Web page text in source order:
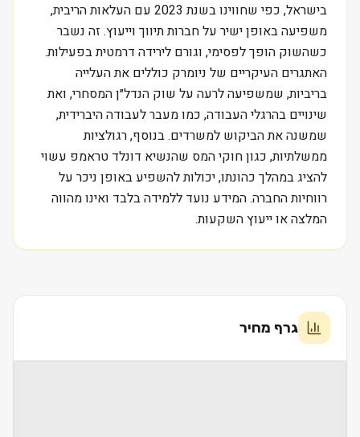
בישראל, כפי שחווינו בשנת 2023 עם העלאות הריבית,
משפיעה באופן ישיר על חברות תיווך וייעוץ. זה נשבר
כשהשוק הופך לפסימי, וגורם לירידה דרמטית בפעילות.
האתגרים העיקריים של ניומרק כוללים את העלייה
בריביות, שמשפיעה לרעה על שוק הנדל״ן המסחרי, ואת
שינויים בהרגלי העבודה, כמו מעבר לעבודה היברידית,
שמשנה את הביקוש למשרדים. בנוסף, רגולציות
ממשלתיות, כגון חוקי המס שהנשיא דונלד טראמפ עשוי
להציג במהלך כהונתו, יכולות להשפיע באופן ניכר על
רווחיות החברה. המידע נועד ללמידה בלבד ואינו מהווה
המלצה או ייעוץ השקעות.
גרף מחיר